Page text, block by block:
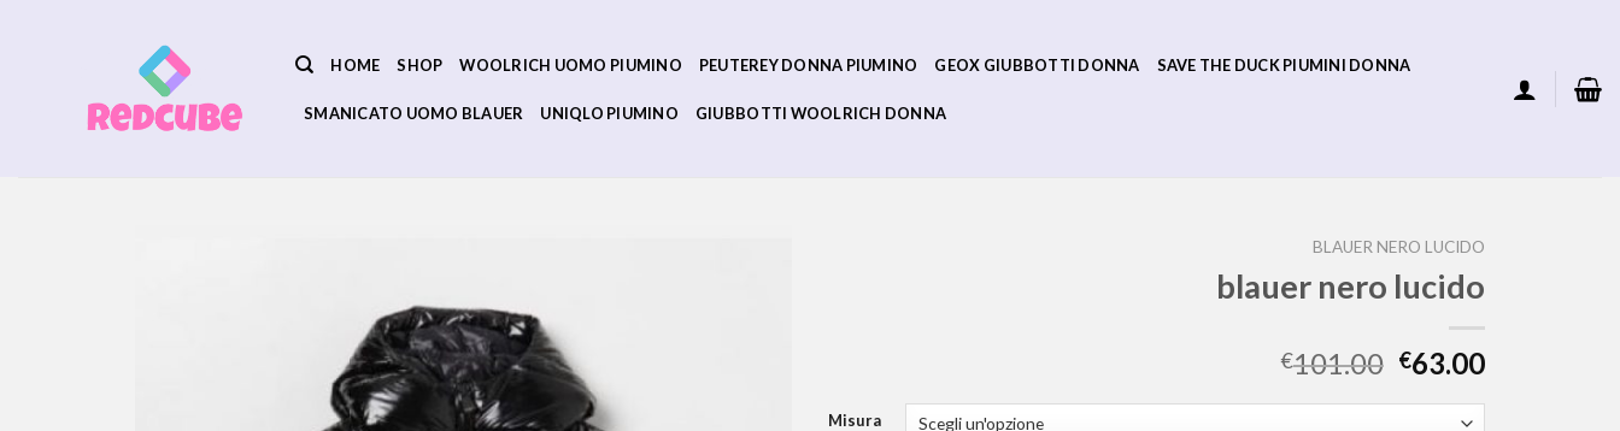
HOME SHOP WOOLRICH UOMO PIUMINO PEUTEREY DONNA PIUMINO GEOX GIUBBOTTI DONNA SAVE THE DUCK PIUMINI DONNA
SMANICATO UOMO BLAUER UNIQLO PIUMINO GIUBBOTTI WOOLRICH DONNA
BLAUER NERO LUCIDO
blauer nero lucido
€101.00 €63.00
Misura